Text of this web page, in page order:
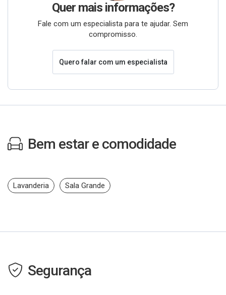
Quer mais informações?
Fale com um especialista para te ajudar. Sem
compromisso.
Quero falar com um especialista
Bem estar e comodidade
Lavanderia Sala Grande
Segurança